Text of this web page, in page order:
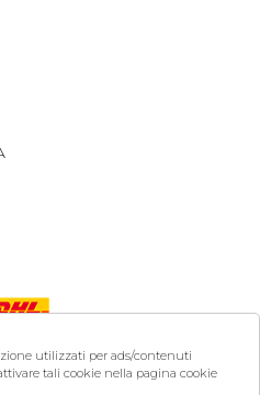
utilizzati per ads/contenuti
tali cookie nella pagina cookie